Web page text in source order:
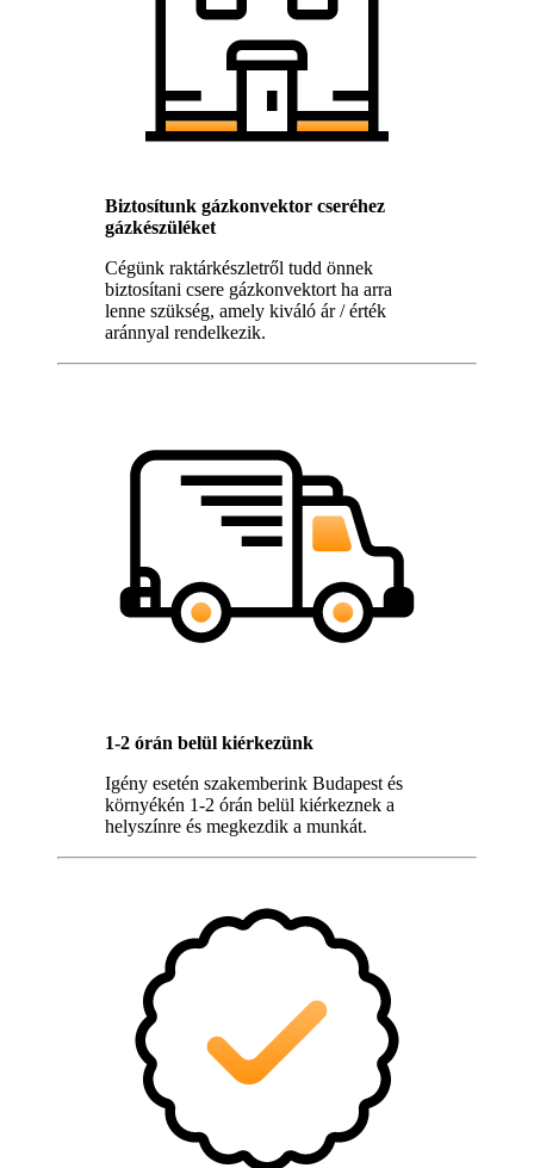
Biztosítunk gázkonvektor cseréhez
gázkészüléket
Cégünk raktárkészletről tudd önnek
biztosítani csere gázkonvektort ha arra
lenne szükség, amely kiváló ár / érték
aránnyal rendelkezik.
1-2 órán belül kiérkezünk
Igény esetén szakemberink Budapest és
környékén 1-2 órán belül kiérkeznek a
helyszínre és megkezdik a munkát.